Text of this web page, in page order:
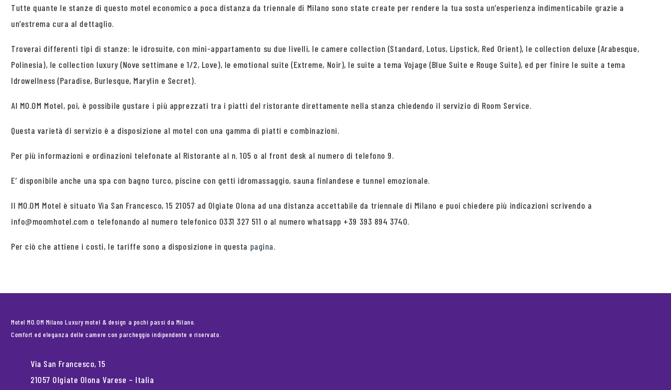
Tutte quante le stanze di questo motel economico a poca distanza da triennale di Milano sono state create per rendere la tua sosta un’esperienza indimenticabile grazie a
un’estrema cura al dettaglio.
Troverai differenti tipi di stanze: le idrosuite, con mini-appartamento su due livelli, le camere collection (Standard, Lotus, Lipstick, Red Orient), le collection deluxe (Arabesque,
Polinesia), le collection luxury (Nove settimane e 1/2, Love), le emotional suite (Extreme, Noir), le suite a tema Vojage (Blue Suite e Rouge Suite), ed per finire le suite a tema
Idrowellness (Paradise, Burlesque, Marylin e Secret).
Al MO.OM Motel, poi, è possibile gustare i più apprezzati tra i piatti del ristorante direttamente nella stanza chiedendo il servizio di Room Service.
Questa varietà di servizio è a disposizione al motel con una gamma di piatti e combinazioni.
Per più informazioni e ordinazioni telefonate al Ristorante al n. 105 o al front desk al numero di telefono 9.
E’ disponibile anche una spa con bagno turco, piscine con getti idromassaggio, sauna finlandese e tunnel emozionale.
Il MO.OM Motel è situato Via San Francesco, 15 21057 ad Olgiate Olona ad una distanza accettabile da triennale di Milano e puoi chiedere più indicazioni scrivendo a
info@moomhotel.com o telefonando al numero telefonico 0331 327 511 o al numero whatsapp +39 393 894 3740.
Per ciò che attiene i costi, le tariffe sono a disposizione in questa pagina.
Motel MO.OM Milano Luxury motel & design a pochi passi da Milano.
Comfort ed eleganza delle camere con parcheggio indipendente e riservato.
Via San Francesco, 15
21057 Olgiate Olona Varese – Italia